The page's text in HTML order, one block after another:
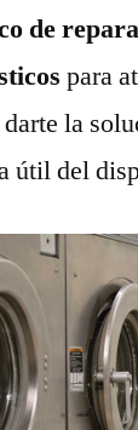
de
para
la
útil del